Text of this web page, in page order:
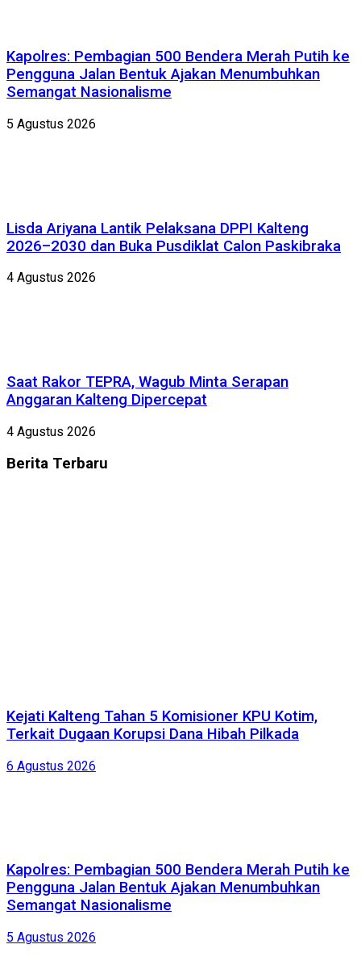
Kapolres: Pembagian 500 Bendera Merah Putih ke
Pengguna Jalan Bentuk Ajakan Menumbuhkan
Semangat Nasionalisme
5 Agustus 2026
Lisda Ariyana Lantik Pelaksana DPPI Kalteng
2026–2030 dan Buka Pusdiklat Calon Paskibraka
4 Agustus 2026
Saat Rakor TEPRA, Wagub Minta Serapan
Anggaran Kalteng Dipercepat
4 Agustus 2026
Berita Terbaru
Kejati Kalteng Tahan 5 Komisioner KPU Kotim,
Terkait Dugaan Korupsi Dana Hibah Pilkada
6 Agustus 2026
Kapolres: Pembagian 500 Bendera Merah Putih ke
Pengguna Jalan Bentuk Ajakan Menumbuhkan
Semangat Nasionalisme
5 Agustus 2026